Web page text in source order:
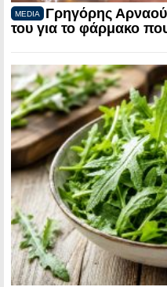
MEDIA
Γρηγόρης
του για το φάρμακο